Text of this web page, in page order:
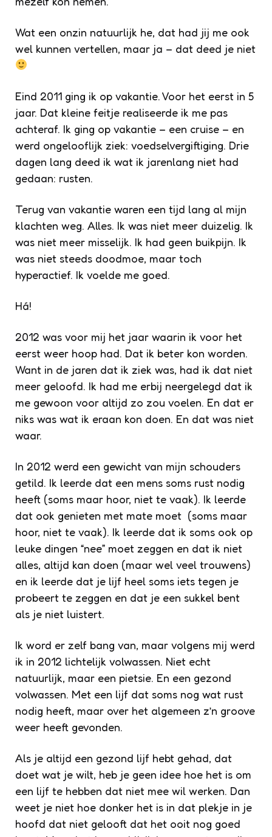
Wat een onzin natuurlijk he, dat had jij me ook
wel kunnen vertellen, maar ja – dat deed je niet
Eind 2011 ging ik op vakantie. Voor het eerst in 5
jaar. Dat kleine feitje realiseerde ik me pas
achteraf. Ik ging op vakantie – een cruise – en
werd ongelooflijk ziek: voedselvergiftiging. Drie
dagen lang deed ik wat ik jarenlang niet had
gedaan: rusten.
Terug van vakantie waren een tijd lang al mijn
klachten weg. Alles. Ik was niet meer duizelig. Ik
was niet meer misselijk. Ik had geen buikpijn. Ik
was niet steeds doodmoe, maar toch
hyperactief. Ik voelde me goed.
Há!
2012 was voor mij het jaar waarin ik voor het
eerst weer hoop had. Dat ik beter kon worden.
Want in de jaren dat ik ziek was, had ik dat niet
meer geloofd. Ik had me erbij neergelegd dat ik
me gewoon voor altijd zo zou voelen. En dat er
niks was wat ik eraan kon doen. En dat was niet
waar.
In 2012 werd een gewicht van mijn schouders
getild. Ik leerde dat een mens soms rust nodig
heeft (soms maar hoor, niet te vaak). Ik leerde
dat ook genieten met mate moet (soms maar
hoor, niet te vaak). Ik leerde dat ik soms ook op
leuke dingen “nee” moet zeggen en dat ik niet
alles, altijd kan doen (maar wel veel trouwens)
en ik leerde dat je lijf heel soms iets tegen je
probeert te zeggen en dat je een sukkel bent
als je niet luistert.
Ik word er zelf bang van, maar volgens mij werd
ik in 2012 lichtelijk volwassen. Niet echt
natuurlijk, maar een pietsie. En een gezond
volwassen. Met een lijf dat soms nog wat rust
nodig heeft, maar over het algemeen z’n groove
weer heeft gevonden.
Als je altijd een gezond lijf hebt gehad, dat
doet wat je wilt, heb je geen idee hoe het is om
een lijf te hebben dat niet mee wil werken. Dan
weet je niet hoe donker het is in dat plekje in je
hoofd dat niet gelooft dat het ooit nog goed